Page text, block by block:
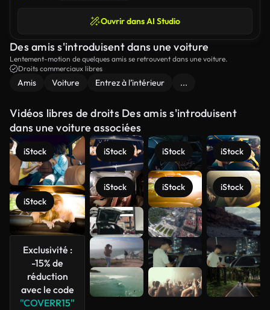
Ouvrir dans AI Studio
Des amis s'introduisent dans une voiture
Lentement-motion de quelques amis se retrouvent dans une voiture.
Droits commerciaux libres
Amis Voiture Entrez à l’intérieur ...
Vidéos libres de droits Des amis s'introduisent
dans une voiture associées
iStock
iStock
Exclusivité :
-15% de
réduction
avec le code
"COVERR15"
iStock
iStock
iStock
iStock
iStock
iStock
Voir plus